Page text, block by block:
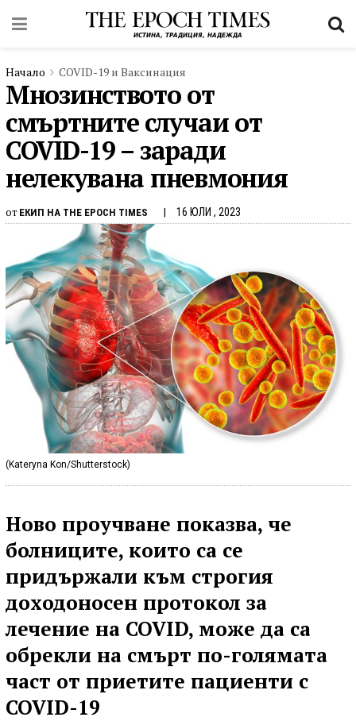
Начало COVID-19 и Ваксинация
Мнозинството от
смъртните случаи от
COVID-19 – заради
нелекувана пневмония
от ЕКИП НА THE EPOCH TIMES 16 ЮЛИ , 2023
(Kateryna Kon/Shutterstock)
Ново проучване показва, че
болниците, които са се
придържали към строгия
доходоносен протокол за
лечение на COVID, може да са
обрекли на смърт по-голямата
част от приетите пациенти с
COVID-19